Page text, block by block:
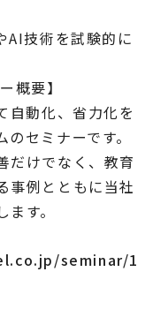
AI技術を試験的に
概要】
自動化、省力化を
セミナーです。
だけでなく、教育
事例とともに当社
す。
seminar/1